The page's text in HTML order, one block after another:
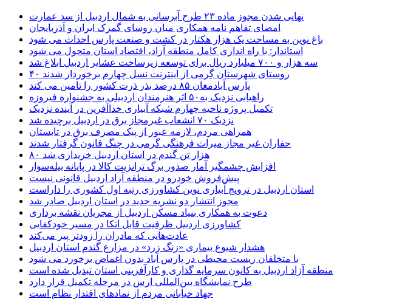
نهایی شدن مجوز ماده ۲۳ طرح آبرسانی به شمال اردبیل از سد عمارت
امضای تفاهم نامه همکاری میان روسای گمرک ایران و آذربایجان
باغ نوین به مساحت یک هزار هکتار در کشت و صنعت پارس احداث می شود
استاندار: با راه اندازی کامل منطقه آزاد، اقتصاد استان متحول می شود
سه هزار و ۷۰۰ میلیارد ریال برای توسعه زیرساخت عشایر اردبیل ابلاغ شد
۴۰ روستای شهرستان گِرمی از اینترنت نسل چهارم برخوردار شدند
پارس آبادمغان ۸۵ درصد بذر ذرت کشور را تامین می کند
راهیابی نزدیک به۵۰ اثر هنرمندان اردبیلی به جشنواره فیروزه
تکمیل پروژه ناحیه چهارم شبکه آبیاری خداآفرین در آینده نزدیک
نزدیک ۷۰ انشعاب غیرمجاز برق در اردبیل برچیده شد
همراهی مردم، لازمه عبور از پیک مصرف برق در تابستان
حفاران غیر مجاز میراث فرهنگی گرمی در چنگ قانون گرفتار شدند
۸۰ هزار تن گندم در استان اردبیل خریداری شد
افزایش چشمگیر آمار صدور برگ ترانزیت کالا در پایانه بیله‌سوار
پیش‌فروش خودرو در منطقه آزاد اردبیل قانونی نیست
استان اردبیل در ترویج آبیاری نوین کشاورزی رتبه اول کشوری را داراست
مجوز انتشار دو نشریه جدید در استان اردبیل صادر شد
دعوت به همکاری بنیاد مسکن اردبیل از مجریان نقشه برداری
کشاورزی اردبیل ظرفیت قابل اتکا در مسیر خودکفایی
عادت‌هایی که مادران را زودتر پیر می‌کند
هشدار شیوع بیماری «زنگ زرد» در مزارع گندم استان اردبیل
با متخلفان زیست محیطی در پارس آباد بدون اغماض برخورد می شود
منطقه آزاد اردبیل به کانون سرمایه گذاری و کارآفرینی استان تبدیل شده است
طرح نمایشگاه بین‌المللی ارس در مرحله تکمیل قرار دارد
جهاد خیابانی مردم از نمادهای اقتدار نظام است